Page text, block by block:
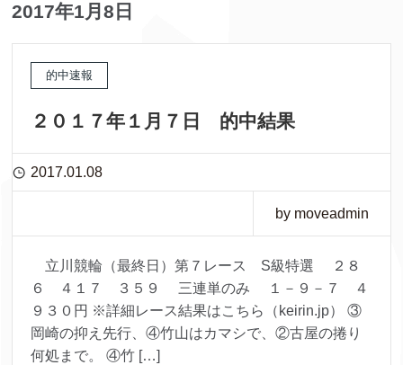
2017年1月8日
的中速報
２０１７年１月７日 的中結果
2017.01.08
by moveadmin
立川競輪（最終日）第７レース S級特選 ２８
６ ４１７ ３５９ 三連単のみ １－９－７ ４
９３０円 ※詳細レース結果はこちら（keirin.jp） ③
岡崎の抑え先行、④竹山はカマシで、②古屋の捲り
何処まで。 ④竹 […]